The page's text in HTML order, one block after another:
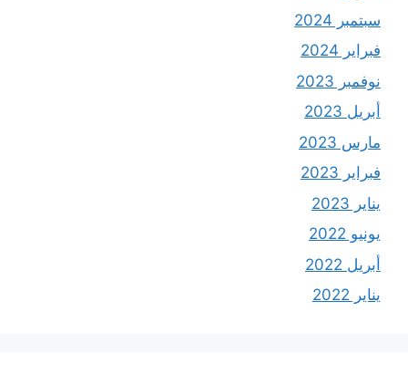
سبتمبر 2024
فبراير 2024
نوفمبر 2023
أبريل 2023
مارس 2023
فبراير 2023
يناير 2023
يونيو 2022
أبريل 2022
يناير 2022